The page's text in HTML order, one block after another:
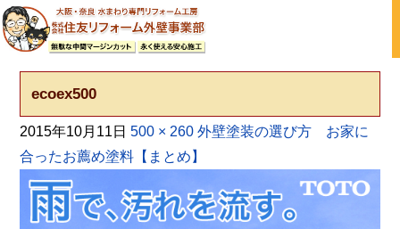
ecoex500
2015年10月11日 500 × 260 外壁塗装の選び方 お家に
合ったお薦め塗料【まとめ】